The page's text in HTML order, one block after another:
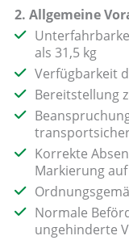
2. Allgemeine
als 31,5 kg
Verfügbarkeit
Bereitstellung
Korrekte
Markierung auf
Normale
ungehinderte